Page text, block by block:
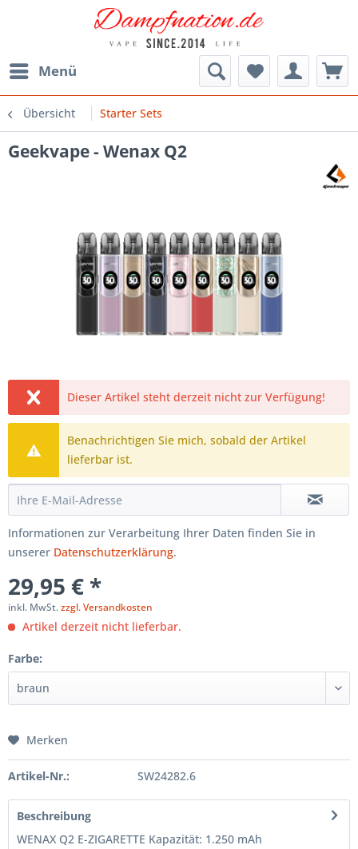
Menü
Übersicht Starter Sets
Geekvape - Wenax Q2
Dieser Artikel steht derzeit nicht zur Verfügung!
Benachrichtigen Sie mich, sobald der Artikel
lieferbar ist.
Informationen zur Verarbeitung Ihrer Daten finden Sie in
unserer Datenschutzerklärung.
29,95 € *
inkl. MwSt.zzgl. Versandkosten
Artikel derzeit nicht lieferbar.
Farbe:
Merken
Artikel-Nr.: SW24282.6
Beschreibung
WENAX Q2 E-ZIGARETTE Kapazität: 1.250 mAh